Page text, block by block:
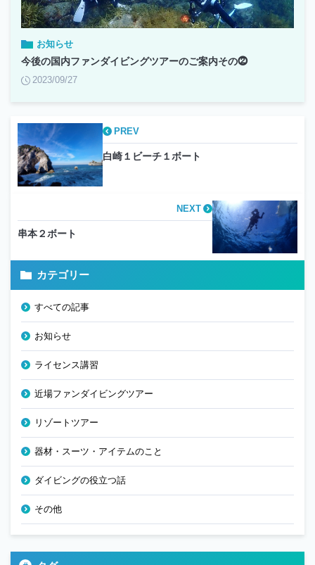
お知らせ
今後の国内ファンダイビングツアーのご案内その⓶
2023/09/27
PREV
白崎１ビーチ１ボート
NEXT
串本２ボート
カテゴリー
すべての記事
お知らせ
ライセンス講習
近場ファンダイビングツアー
リゾートツアー
器材・スーツ・アイテムのこと
ダイビングの役立つ話
その他